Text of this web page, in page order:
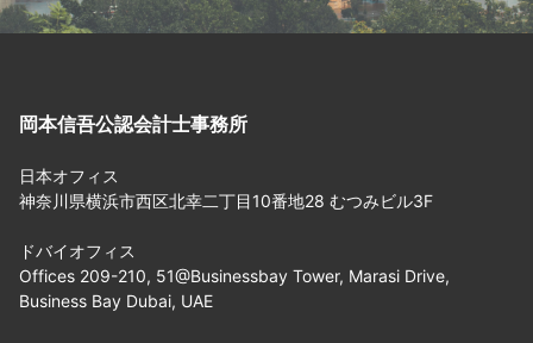
岡本信吾公認会計士事務所
日本オフィス
神奈川県横浜市西区北幸二丁目10番地28 むつみビル3F
ドバイオフィス
Offices 209-210, 51@Businessbay Tower, Marasi Drive,
Business Bay Dubai, UAE